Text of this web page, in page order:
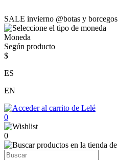
SALE invierno @botas y borcegos
Moneda
Según producto
$
ES
EN
0
0